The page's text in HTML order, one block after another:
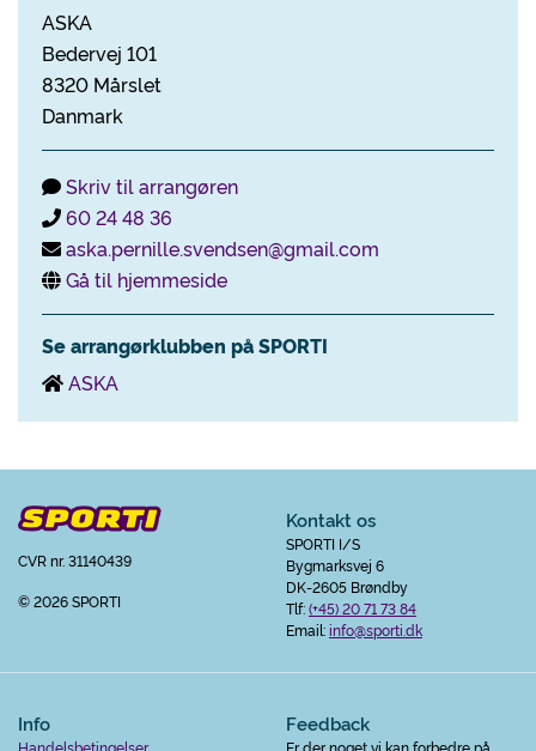
ASKA
Bedervej 101
8320 Mårslet
Danmark
Skriv til arrangøren
60 24 48 36
aska.pernille.svendsen@gmail.com
Gå til hjemmeside
Se arrangørklubben på SPORTI
ASKA
CVR nr. 31140439
© 2026 SPORTI
Kontakt os
SPORTI I/S
Bygmarksvej 6
DK-2605 Brøndby
Tlf:(+45) 20 71 73 84
Email:info@sporti.dk
Info
Handelsbetingelser
Feedback
Er der noget vi kan forbedre på